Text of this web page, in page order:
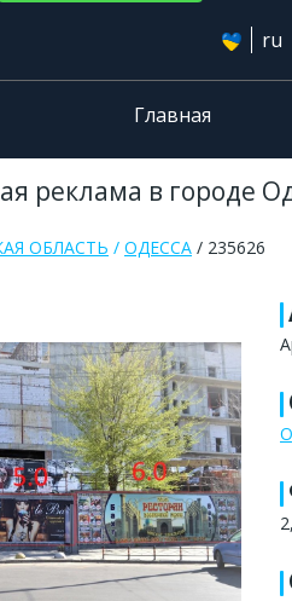
ru
Главная
реклама в городе
ОБЛАСТЬ ОДЕССА 235626